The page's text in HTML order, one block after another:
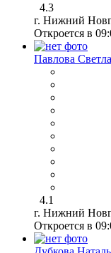
4.3
г. Нижний
Откроется в
Павлова
4.1
г. Нижний
Откроется в